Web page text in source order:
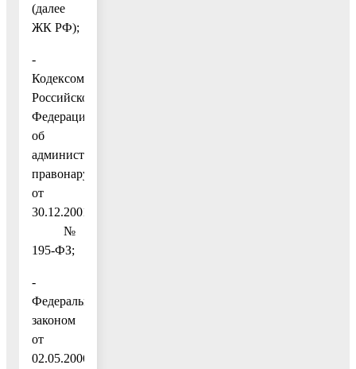
(далее
ЖК РФ);
-
Кодексом
Российской
Федерации
об
административных
правонарушениях
от
30.12.2001
№
195-ФЗ;
-
Федеральным
законом
от
02.05.2006